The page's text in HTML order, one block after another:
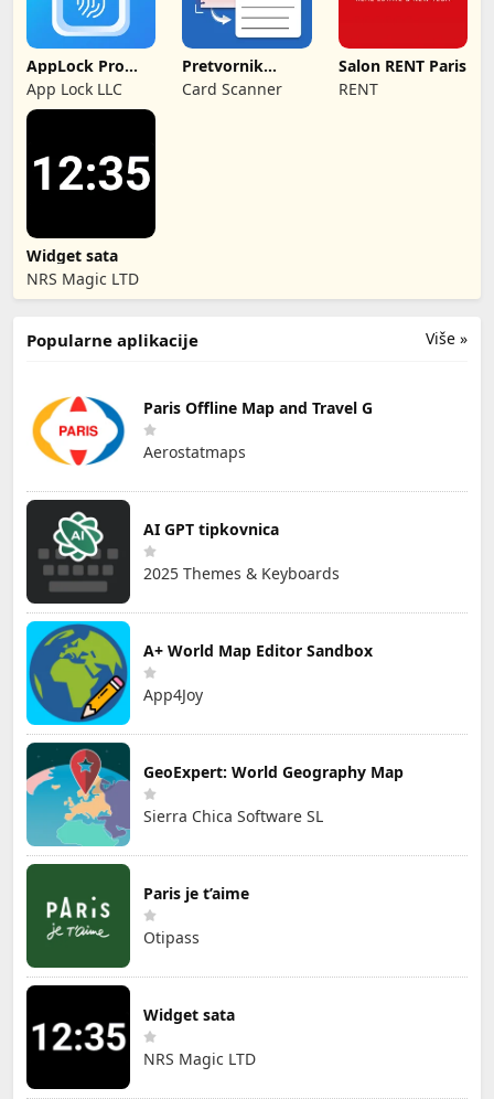
AppLock Pro
Zakljucavanje
App
App Lock LLC
Pretvornik
Rukopisa u
Tekst
Card Scanner
Salon RENT Paris
RENT
Widget sata
NRS Magic LTD
Više »
Popularne aplikacije
Paris Offline Map and Travel G
Aerostatmaps
AI GPT tipkovnica
2025 Themes & Keyboards
A+ World Map Editor Sandbox
App4Joy
GeoExpert: World Geography Map
Sierra Chica Software SL
Paris je t’aime
Otipass
Widget sata
NRS Magic LTD